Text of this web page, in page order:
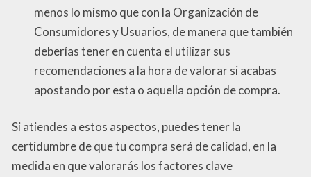
menos lo mismo que con la Organización de
Consumidores y Usuarios, de manera que también
deberías tener en cuenta el utilizar sus
recomendaciones a la hora de valorar si acabas
apostando por esta o aquella opción de compra.
Si atiendes a estos aspectos, puedes tener la
certidumbre de que tu compra será de calidad, en la
medida en que valorarás los factores clave